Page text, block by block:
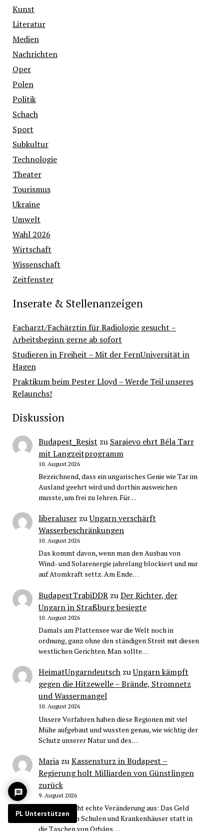
Kunst
Literatur
Medien
Nachrichten
Oper
Polen
Politik
Schach
Sport
Subkultur
Technologie
Theater
Tourismus
Ukraine
Umwelt
Wahl 2026
Wirtschaft
Wissenschaft
Zeitfenster
Inserate & Stellenanzeigen
Facharzt/Fachärztin für Radiologie gesucht –
Arbeitsbeginn gerne ab sofort
Studieren in Freiheit – Mit der FernUniversität in
Hagen
Praktikum beim Pester Lloyd – Werde Teil unseres
Relaunchs!
Diskussion
Budapest_Resist zu Sarajevo ehrt Béla Tarr
mit Langzeitprogramm
10. August 2026
Bezeichnend, dass ein ungarisches Genie wie Tar im
Ausland geehrt wird und dorthin ausweichen
musste, um frei zu lehren. Für…
liberaluserzuUngarn verschärft
Wasserbeschränkungen
10. August 2026
Das kommt davon, wenn man den Ausbau von
Wind- und Solarenergie jahrelang blockiert und nur
auf Atomkraft settz. Am Ende…
BudapestTrabiDDRzuDer Richter, der
Ungarn in Straßburg besiegte
10. August 2026
Damals am Plattensee war die Welt noch in
ordnung, ganz ohne den ständigen Streit mit diesen
westlichen Gerichten. Man sollte…
HeimatUngarndeutschzuUngarn kämpft
gegen die Hitzewelle – Brände, Stromnetz
und Wassermangel
10. August 2026
Unsere Vorfahren haben diese Regionen mit viel
Mühe aufgebaut und wussten genau, wie wichtig der
Schutz unserer Natur und des…
MariazuKassensturz in Budapest –
Regierung holt Milliarden von Günstlingen
zurück
9. August 2026
Genau so sieht echte Veränderung aus: Das Geld
fließt jetzt in Schulen und Krankenhäuser statt in
die Taschen von Orbáns…
PL Unterstützen